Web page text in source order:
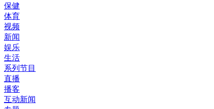
保健
体育
视频
新闻
娱乐
生活
系列节目
直播
播客
互动新闻